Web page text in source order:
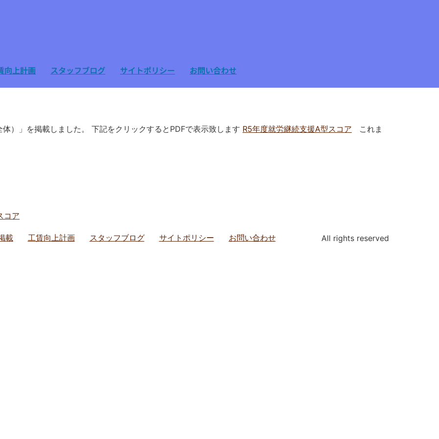
向上計画 スタッフブログ サイトポリシー お問い合わせ
）」を掲載しました。 下記をクリックするとPDFで表示致します R5年度就労継続支援A型スコア これま
コア
載 工賃向上計画 スタッフブログ サイトポリシー お問い合わせ All rights reserved